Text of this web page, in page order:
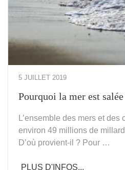
5 JUILLET 2019
Pourquoi la mer est salée
L’ensemble des mers et des
environ 49 millions de
D’où provient-il ? Pour …
PLUS D'INFOS...